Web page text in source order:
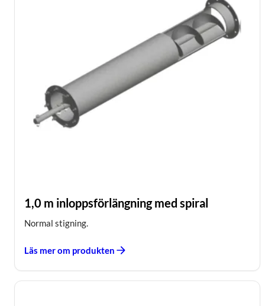
1,0 m inloppsförlängning med spiral
Normal stigning.
Läs mer om produkten